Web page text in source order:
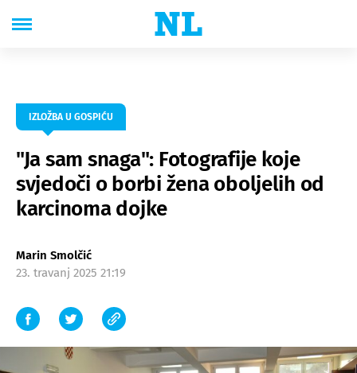
IZLOŽBA U GOSPIĆU
"Ja sam snaga": Fotografije koje
svjedoči o borbi žena oboljelih od
karcinoma dojke
Marin Smolčić
23. travanj 2025 21:19